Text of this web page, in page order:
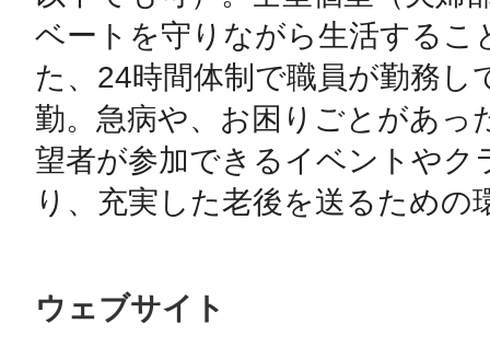
ベートを守りながら生活するこ
た、24時間体制で職員が勤務し
勤。急病や、お困りごとがあっ
望者が参加できるイベントやク
り、充実した老後を送るための
ウェブサイト